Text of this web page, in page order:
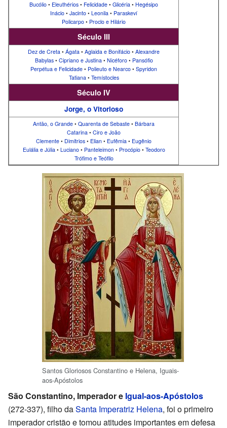
Bucólio • Eleuthérios • Felicidade • Glicéria • Hegésipo
Inácio • Jacinto • Leonila • Paraskeví
Policarpo • Proclo e Hilário
Século III
Dez de Creta • Ágata • Aglaida e Bonifácio • Alexandre
Babylas• Cipriano e Justina• Nicéforo• Pansófio
Perpétua e Felicidade • Polieuto e Nearco • Spyridon
Tatiana• Temístocles
Século IV
Jorge, o Vitorioso
Antão, o Grande • Quarenta de Sebaste • Bárbara
Catarina • Ciro e João
Clemente • Dimitrios • Elian • Eufêmia • Eugênio
Eulália e Júlia• Luciano• Panteleimon• Procópio• Teodoro
Trófimo e Teófilo
Santos Gloriosos Constantino e Helena, Iguais-
aos-Apóstolos
São Constantino, Imperador e Igual-aos-Apóstolos
(272-337), filho daSanta Imperatriz Helena, foi o primeiro
imperador cristão e tomou atitudes importantes em defesa